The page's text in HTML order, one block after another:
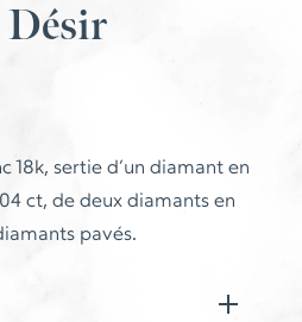
Désir
18k, sertie d’un diamant en
ct, de deux diamants en
pavés.